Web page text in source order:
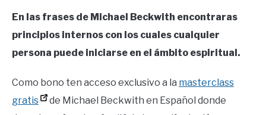
En las frases de Michael Beckwith encontraras
principios internos con los cuales cualquier
persona puede iniciarse en el ámbito espiritual.
Como bono ten acceso exclusivo a la masterclass
gratis
de Michael Beckwith en Español donde